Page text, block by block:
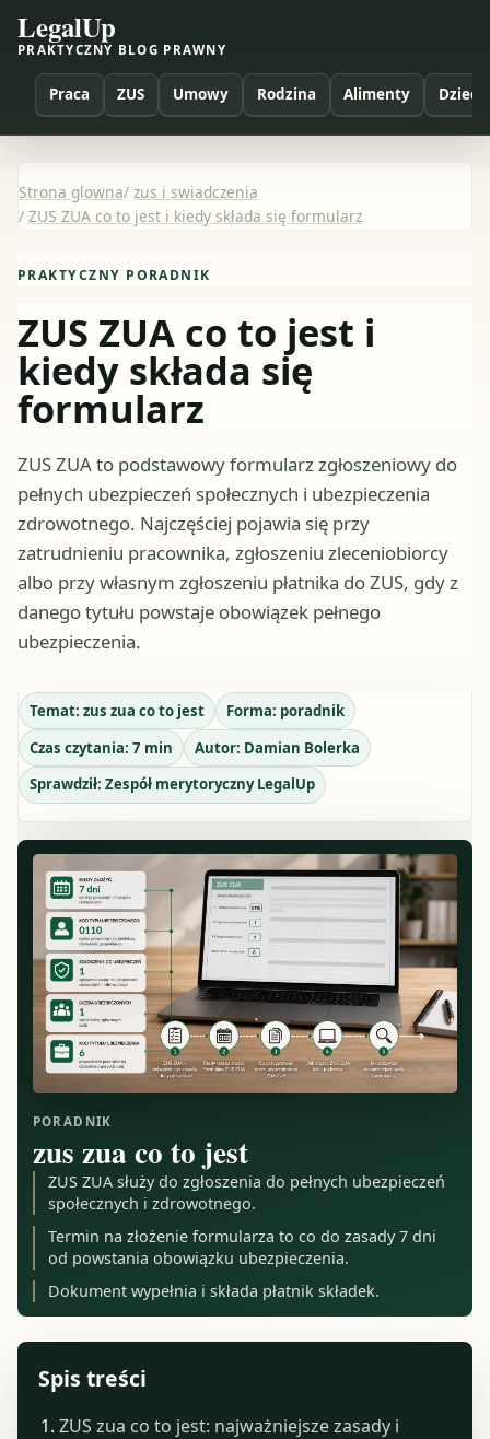
LegalUp
PRAKTYCZNY BLOG PRAWNY
Praca ZUS Umowy Rodzina Alimenty Dzieci
Strona glowna/ zus i swiadczenia
/ ZUS ZUA co to jest i kiedy składa się formularz
PRAKTYCZNY PORADNIK
ZUS ZUA co to jest i
kiedy składa się
formularz
ZUS ZUA to podstawowy formularz zgłoszeniowy do
pełnych ubezpieczeń społecznych i ubezpieczenia
zdrowotnego. Najczęściej pojawia się przy
zatrudnieniu pracownika, zgłoszeniu zleceniobiorcy
albo przy własnym zgłoszeniu płatnika do ZUS, gdy z
danego tytułu powstaje obowiązek pełnego
ubezpieczenia.
Temat: zus zua co to jest Forma: poradnik
Czas czytania: 7 min Autor: Damian Bolerka
Sprawdził: Zespół merytoryczny LegalUp
PORADNIK
zus zua co to jest
ZUS ZUA służy do zgłoszenia do pełnych ubezpieczeń
społecznych i zdrowotnego.
Termin na złożenie formularza to co do zasady 7 dni
od powstania obowiązku ubezpieczenia.
Dokument wypełnia i składa płatnik składek.
Spis treści
ZUS zua co to jest: najważniejsze zasady i